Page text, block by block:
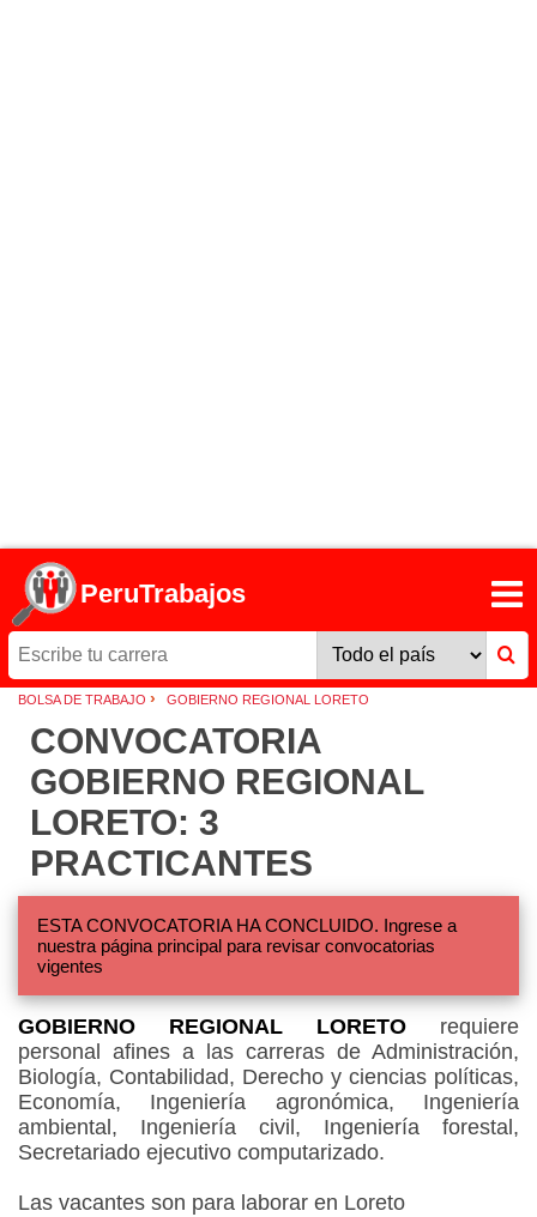
PeruTrabajos
BOLSA DE TRABAJO › GOBIERNO REGIONAL LORETO
CONVOCATORIA
GOBIERNO REGIONAL
LORETO: 3
PRACTICANTES
ESTA CONVOCATORIA HA CONCLUIDO. Ingrese a
nuestra página principal para revisar convocatorias
vigentes
GOBIERNO REGIONAL LORETO requiere
personal afines a las carreras de Administración,
Biología, Contabilidad, Derecho y ciencias políticas,
Economía, Ingeniería agronómica, Ingeniería
ambiental, Ingeniería civil, Ingeniería forestal,
Secretariado ejecutivo computarizado.
Las vacantes son para laborar en Loreto